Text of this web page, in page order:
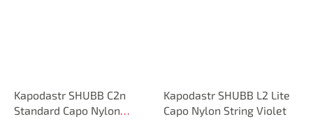
Kapodastr SHUBB C2n
Standard Capo Nylon
Kapodastr SHUBB L2 Lite
Capo Nylon String Violet